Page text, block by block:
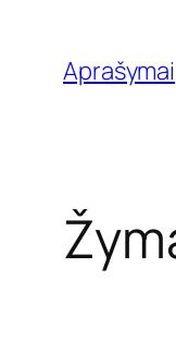
turinio
Aprašymai